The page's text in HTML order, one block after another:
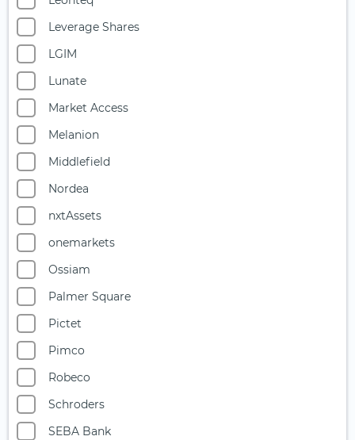
Leverage Shares
LGIM
Lunate
Market Access
Melanion
Middlefield
Nordea
nxtAssets
onemarkets
Ossiam
Palmer Square
Pictet
Pimco
Robeco
Schroders
SEBA Bank